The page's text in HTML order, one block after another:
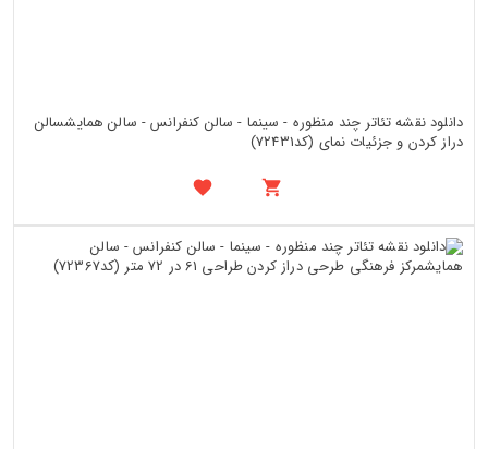
دانلود نقشه تئاتر چند منظوره - سینما - سالن کنفرانس - سالن همایشسالن
دراز کردن و جزئیات نمای (کد72431)